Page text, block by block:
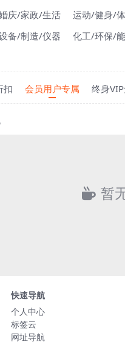
庆/家政/生活 运动/健身/
备/制造/仪器 化工/环保/
扣 会员用户专属 终身
暂
快速导航
个人中心
标签云
网址导航